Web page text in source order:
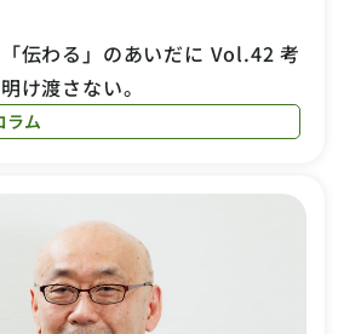
「伝わる」のあいだに Vol.42 考
け渡さない。
ラム